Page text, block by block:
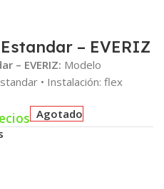
– EVERIZ
– EVERIZ: Modelo
• Instalación: flex
Agotado